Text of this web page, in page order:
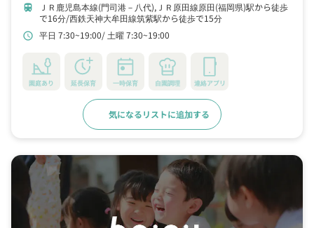
train
ＪＲ鹿児島本線(門司港－八代),ＪＲ原田線原田(福岡県)駅から徒歩
で16分 西鉄天神大牟田線筑紫駅から徒歩で15分
schedule 平日 7:30~19:00 土曜 7:30~19:00
園庭あり 延長保育 一時保育 自園調理 連絡アプリ
気になるリストに追加する